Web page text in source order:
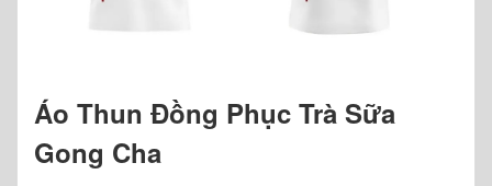
Áo Thun Đồng Phục Trà Sữa
Gong Cha